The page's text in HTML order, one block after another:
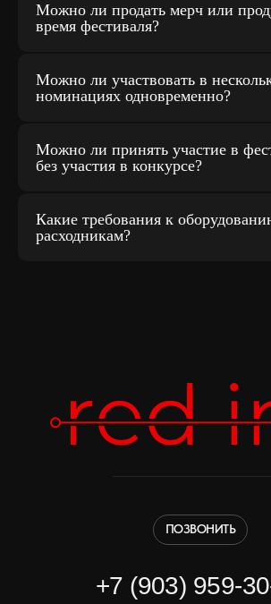
Можно ли продать мерч или
время фестиваля?
Можно ли участвовать в
номинациях одновременно?
Можно ли принять участие в
без участия в конкурсе?
Какие требования к
расходникам?